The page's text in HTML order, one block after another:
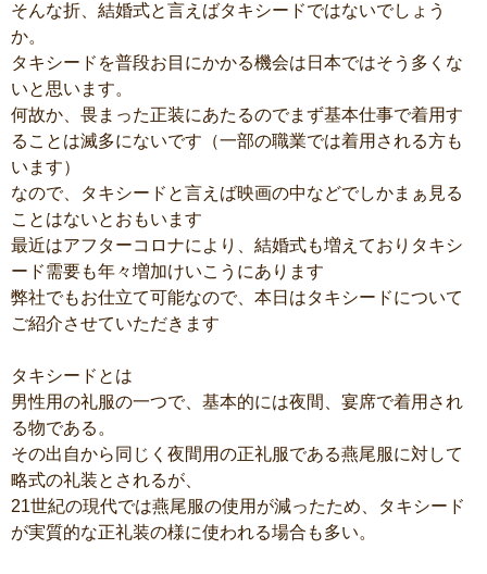
そんな折、結婚式と言えばタキシードではないでしょう
か。
タキシードを普段お目にかかる機会は日本ではそう多くな
いと思います。
何故か、畏まった正装にあたるのでまず基本仕事で着用す
ることは滅多にないです（一部の職業では着用される方も
います）
なので、タキシードと言えば映画の中などでしかまぁ見る
ことはないとおもいます
最近はアフターコロナにより、結婚式も増えておりタキシ
ード需要も年々増加けいこうにあります
弊社でもお仕立て可能なので、本日はタキシードについて
ご紹介させていただきます
タキシードとは
男性用の礼服の一つで、基本的には夜間、宴席で着用され
る物である。
その出自から同じく夜間用の正礼服である燕尾服に対して
略式の礼装とされるが、
21世紀の現代では燕尾服の使用が減ったため、タキシード
が実質的な正礼装の様に使われる場合も多い。